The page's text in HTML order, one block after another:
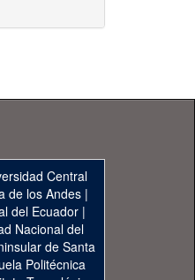
Central
de los Andes|
del Ecuador|
Nacional del
de Santa
Politécnica